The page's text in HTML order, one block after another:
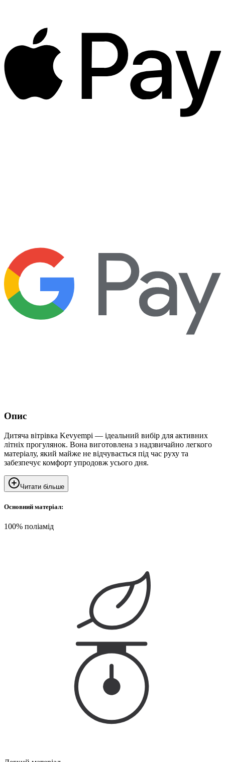
Опис
Дитяча вітрівка Kevyempi — ідеальний вибір для активних
літніх прогулянок. Вона виготовлена з надзвичайно легкого
матеріалу, який майже не відчувається під час руху та
забезпечує комфорт упродовж усього дня.
Читати більше
Основний матеріал:
100% поліамід